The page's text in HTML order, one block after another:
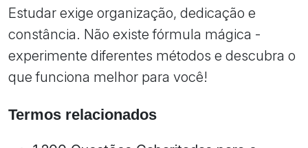
Estudar exige organização, dedicação e
constância. Não existe fórmula mágica -
experimente diferentes métodos e descubra o
que funciona melhor para você!
Termos relacionados